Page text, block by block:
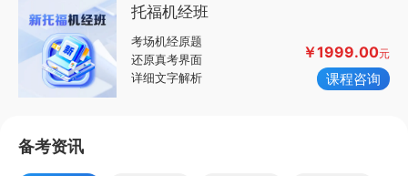
托福机经班
考场机经原题
还原真考界面
详细文字解析
￥1999.00元
课程咨询
备考资讯